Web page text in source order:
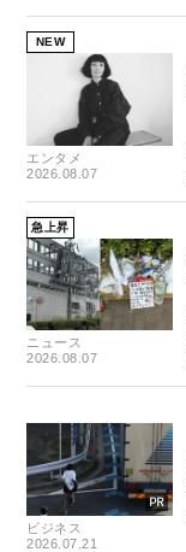
NEW
エンタメ
2026.08.07
急上昇
ニュース
2026.08.07
ビジネス
2026.07.21